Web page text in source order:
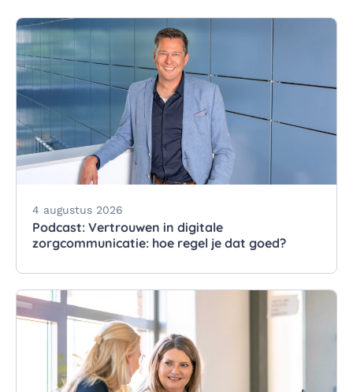
4 augustus 2026
Podcast: Vertrouwen in digitale
zorgcommunicatie: hoe regel je dat goed?